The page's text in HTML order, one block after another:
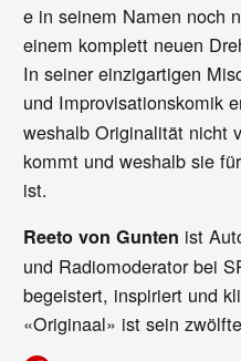
e in seinem Namen noch
einem komplett neuen
In seiner einzigartigen
und Improvisationskomik
weshalb Originalität nicht
kommt und weshalb sie
ist.
Reeto von Gunten ist
und Radiomoderator bei
begeistert, inspiriert und
«Originaal» ist sein